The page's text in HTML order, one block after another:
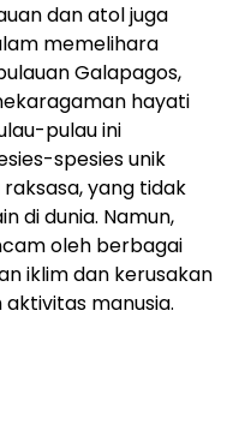
dan atol juga
memelihara
Galapagos,
hayati
pulau ini
spesies unik
yang tidak
di dunia. Namun,
oleh berbagai
iklim dan kerusakan
manusia.